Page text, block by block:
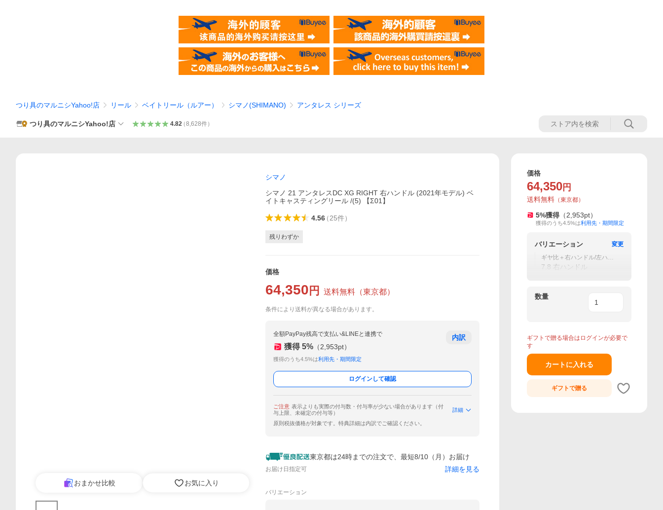
つり具のマルニシYahoo!店 リール ベイトリール（ルアー） シマノ(SHIMANO) アンタレス シリーズ
つり具のマルニシYahoo!店 4.82（8,628件）
おまかせ比較 お気に入り
シマノ
シマノ 21 アンタレスDC XG RIGHT 右ハンドル (2021年モデル) ベ
イトキャスティングリール /(5) 【Σ01】
4.56（25件）
残りわずか
価格
64,350 円 送料無料 （東京都）
条件により送料が異なる場合があります。
全額PayPay残高で支払い&LINEと連携で
獲得 5% （2,953pt）
獲得のうち4.5%は利用先・期間限定
内訳
ログインして確認
ご注意 表示よりも実際の付与数・付与率が少ない場合があります（付
与上限、未確定の付与等）
詳細
原則税抜価格が対象です。特典詳細は内訳でご確認ください。
東京都は24時までの注文で、最短8/10（月）お届け
お届け日指定可 詳細を見る
バリエーション
価格
64,350 円
送料無料 （東京都）
5%獲得 （2,953pt）
獲得のうち4.5%は利用先・期間限定
バリエーション
変更
ギヤ比＋右ハンドル/左ハン
ドル
7.8 右ハンドル
数量
ギフトで贈る場合はログインが必要で
す
カートに入れる
ギフトで贈る